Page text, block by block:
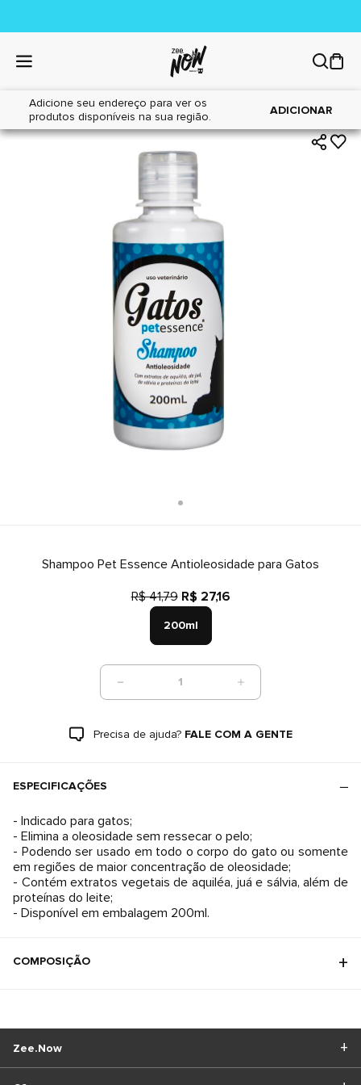
Adicione seu endereço para ver os
produtos disponíveis na sua região.
ADICIONAR
Home|Gatos|Higiene
Shampoo Pet Essence Antioleosidade para Gatos
R$ 41,79 R$ 27,16
200ml
1
Precisa de ajuda? FALE COM A GENTE
ESPECIFICAÇÕES
- Indicado para gatos;
- Elimina a oleosidade sem ressecar o pelo;
- Podendo ser usado em todo o corpo do gato ou somente
em regiões de maior concentração de oleosidade;
- Contém extratos vegetais de aquiléa, juá e sálvia, além de
proteínas do leite;
- Disponível em embalagem 200ml.
COMPOSIÇÃO
Zee.Now